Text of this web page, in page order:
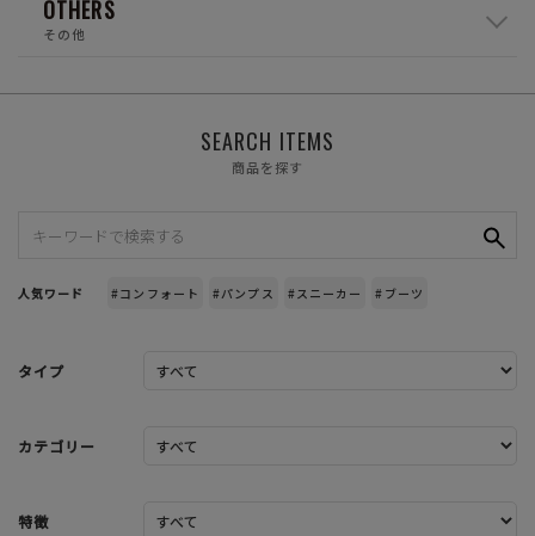
OTHERS
その他
SEARCH ITEMS
商品を探す
人気ワード #コンフォート #パンプス #スニーカー #ブーツ
タイプ
カテゴリー
特徴